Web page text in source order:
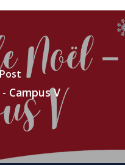
Campus V